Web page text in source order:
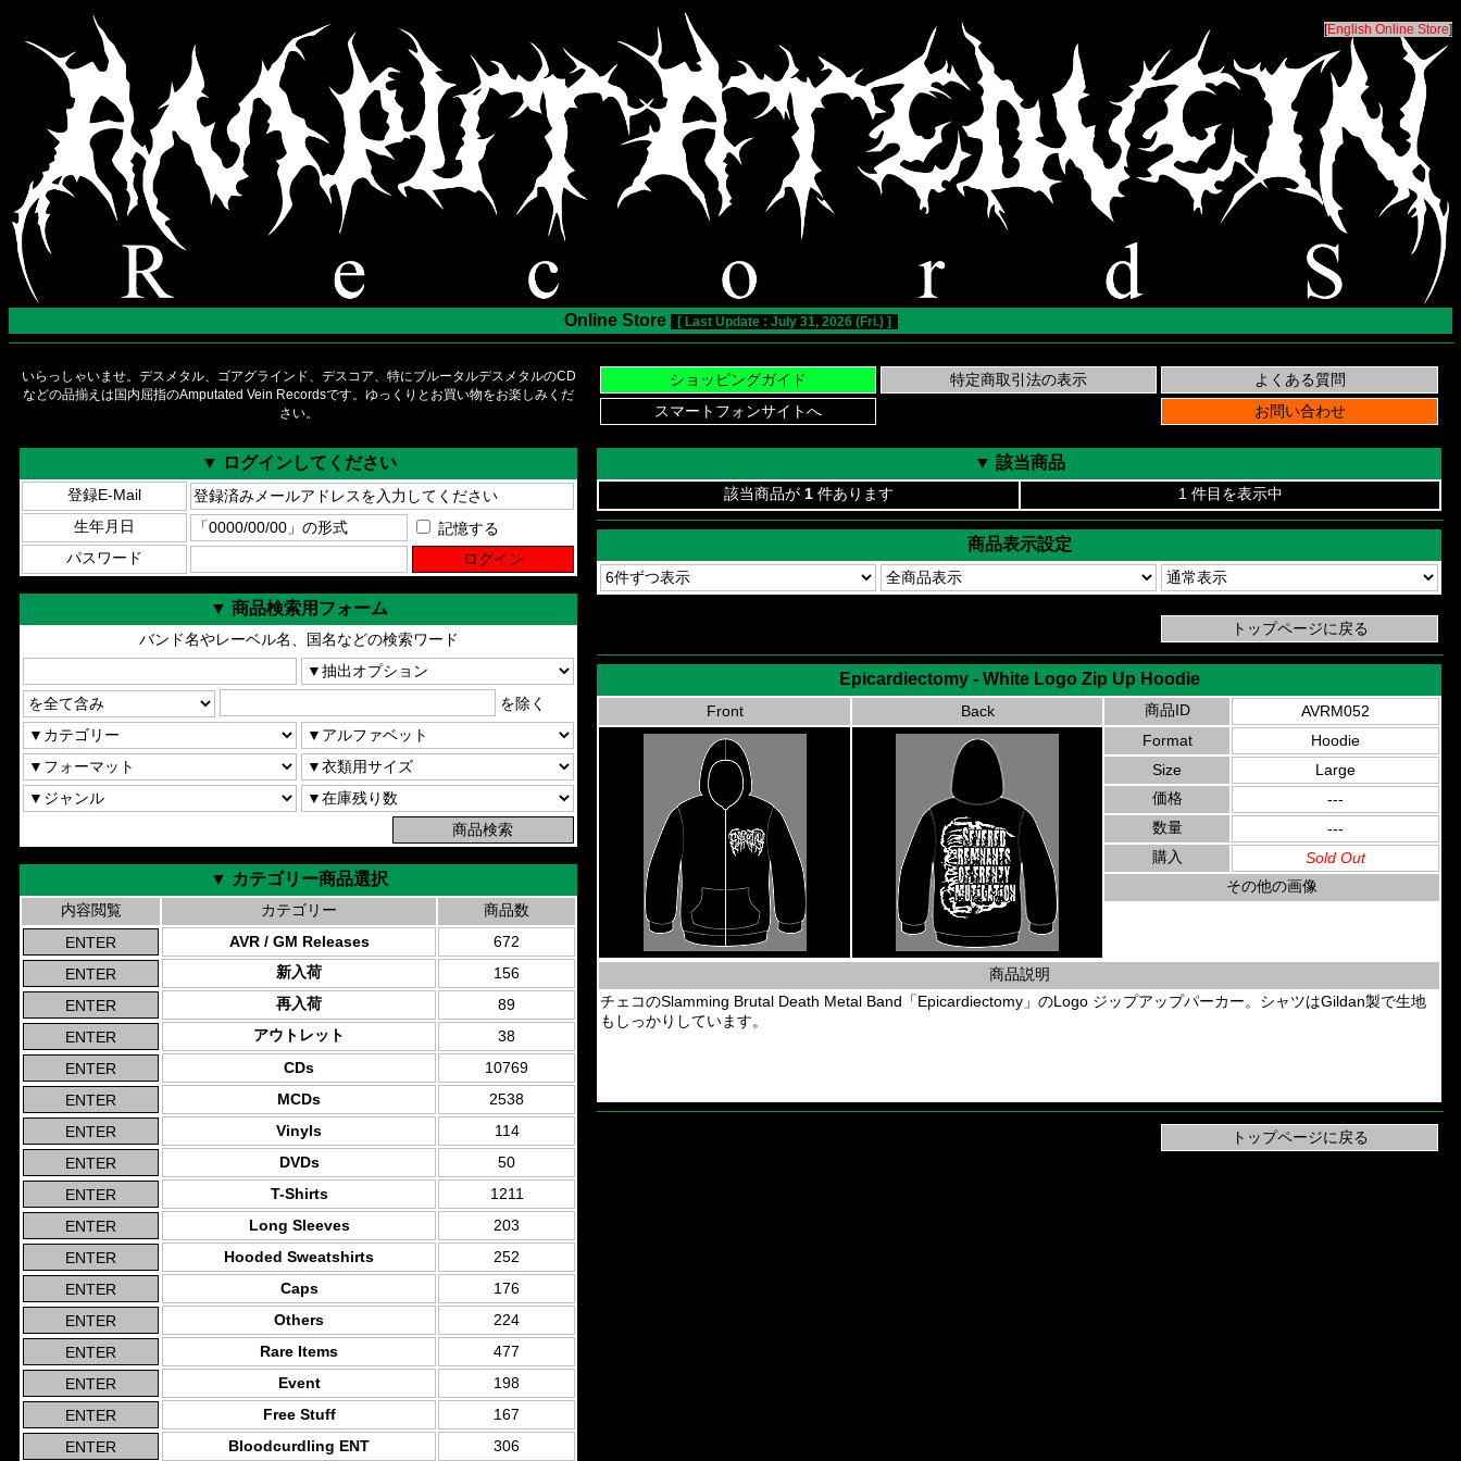
[English Online Store]
Online Store [ Last Update : July 31, 2026 (Fri.) ]
いらっしゃいませ。デスメタル、ゴアグラインド、デスコア、特にブルータルデスメタルのCD
などの品揃えは国内屈指のAmputated Vein Recordsです。ゆっくりとお買い物をお楽しみくだ
さい。
▼ ログインしてください
登録E-Mail
生年月日
記憶する
パスワード
▼ 商品検索用フォーム
バンド名やレーベル名、国名などの検索ワード
を除く
▼ カテゴリー商品選択
内容閲覧 カテゴリー
商品数
AVR / GM Releases
672
新入荷
156
再入荷
89
アウトレット
38
CDs
10769
MCDs
2538
Vinyls
114
DVDs
50
T-Shirts
1211
Long Sleeves
203
Hooded Sweatshirts
252
Caps
176
Others
224
Rare Items
477
Event
198
Free Stuff
167
Bloodcurdling ENT
306
▼ 該当商品
該当商品が 1 件あります 1 件目を表示中
商品表示設定
Epicardiectomy - White Logo Zip Up Hoodie
Front Back 商品ID
AVRM052
Format
Hoodie
Size
Large
価格
---
数量
---
購入
Sold Out
その他の画像
商品説明
チェコのSlamming Brutal Death Metal Band「Epicardiectomy」のLogo ジップアップパーカー。シャツはGildan製で生地
もしっかりしています。